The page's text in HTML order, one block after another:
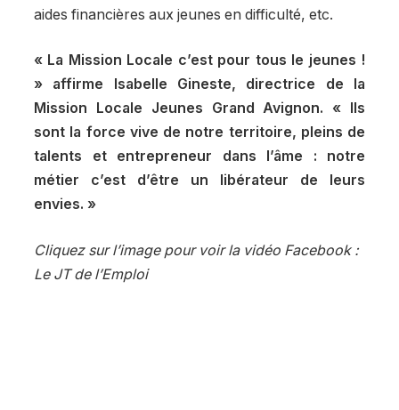
aides financières aux jeunes en difficulté, etc.
« La Mission Locale c’est pour tous le jeunes !
» affirme Isabelle Gineste, directrice de la
Mission Locale Jeunes Grand Avignon. « Ils
sont la force vive de notre territoire, pleins de
talents et entrepreneur dans l’âme : notre
métier c’est d’être un libérateur de leurs
envies. »
Cliquez sur l’image pour voir la vidéo Facebook :
Le JT de l’Emploi